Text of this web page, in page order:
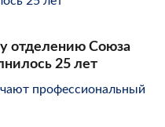
отделению Союза
25 лет